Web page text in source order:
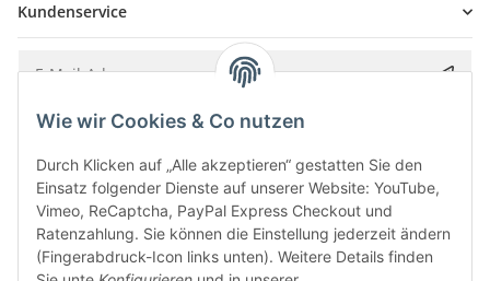
Kundenservice
Bitte senden Sie mir entsprechend IhrerDatenschutzerklärung
Wie wir Cookies & Co nutzen
Durch Klicken auf „Alle akzeptieren“ gestatten Sie den
Einsatz folgender Dienste auf unserer Website: YouTube,
Vimeo, ReCaptcha, PayPal Express Checkout und
Ratenzahlung. Sie können die Einstellung jederzeit ändern
(Fingerabdruck-Icon links unten). Weitere Details finden